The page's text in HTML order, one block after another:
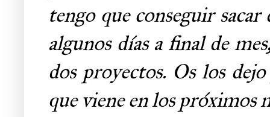
tengo que conseguir
algunos días a final de
dos proyectos. Os los
que viene en los próximos